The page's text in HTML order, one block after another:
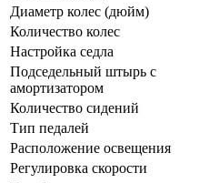
Диаметр колес (дюйм)
Количество колес
Настройка седла
Подседельный штырь с
амортизатором
Количество сидений
Тип педалей
Расположение освещения
Регулировка скорости